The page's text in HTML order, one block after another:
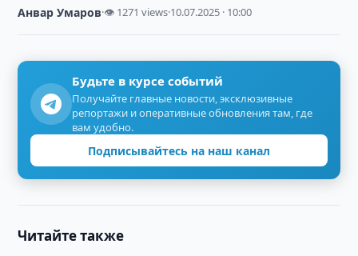
Анвар Умаров·👁 1271 views·10.07.2025 · 10:00
Будьте в курсе событий
Получайте главные новости, эксклюзивные
репортажи и оперативные обновления там, где
вам удобно.
Подписывайтесь на наш канал
Читайте также